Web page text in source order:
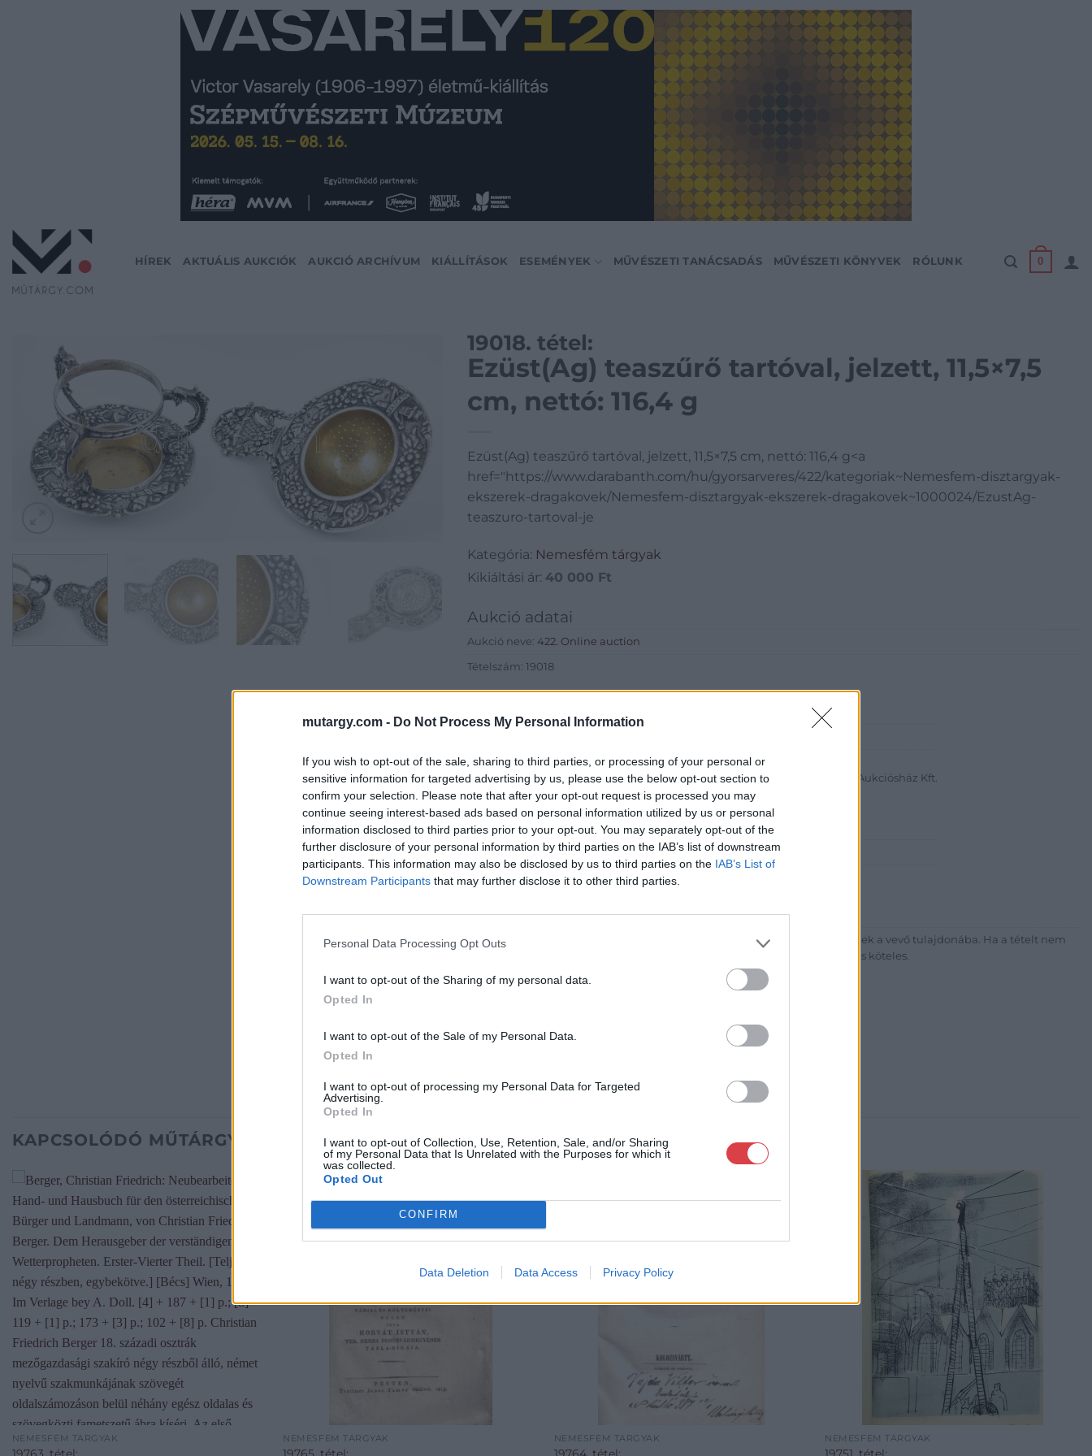
mutargy.com - Do Not Process My Personal Information
If you wish to opt-out of the sale, sharing to third parties, or processing of your personal or
sensitive information for targeted advertising by us, please use the below opt-out section to
confirm your selection. Please note that after your opt-out request is processed you may
continue seeing interest-based ads based on personal information utilized by us or personal
information disclosed to third parties prior to your opt-out. You may separately opt-out of the
further disclosure of your personal information by third parties on the IAB’s list of downstream
participants. This information may also be disclosed by us to third parties on the IAB’s List of
Downstream Participants that may further disclose it to other third parties.
Personal Data Processing Opt Outs
I want to opt-out of the Sharing of my personal data.
Opted In
I want to opt-out of the Sale of my Personal Data.
Opted In
I want to opt-out of processing my Personal Data for Targeted
Advertising.
Opted In
I want to opt-out of Collection, Use, Retention, Sale, and/or Sharing
of my Personal Data that Is Unrelated with the Purposes for which it
was collected.
Opted Out
CONFIRM
Data Deletion Data Access Privacy Policy
HÍREK AKTUÁLIS AUKCIÓK AUKCIÓ ARCHÍVUM KIÁLLÍTÁSOK ESEMÉNYEK MŰVÉSZETI TANÁCSADÁS MŰVÉSZETI KÖNYVEK RÓLUNK 0
19018. tétel:
Ezüst(Ag) teaszűrő tartóval, jelzett, 11,5×7,5
cm, nettó: 116,4 g
Ezüst(Ag) teaszűrő tartóval, jelzett, 11,5×7,5 cm, nettó: 116,4 g<a
href="https://www.darabanth.com/hu/gyorsarveres/422/kategoriak~Nemesfem-disztargyak-
ekszerek-dragakovek/Nemesfem-disztargyak-ekszerek-dragakovek~1000024/EzustAg-
teaszuro-tartoval-je
Kategória: Nemesfém tárgyak
Kikiáltási ár: 40 000 Ft
Aukció adatai
Aukció neve: 422. Online auction
Tételszám: 19018
Cím: Csonka Krisztián
Darabanth Bélyegkereskedelmi és Aukciósház Kft.
Budapest
Andrássy út 16.
1061
Telefon: 317-4757, 266-4154, 318-4035
Weboldal:
Bemutatkozás: A tételek a leütési ár + 25% jutalék megfizetése után kerülnek a vevő tulajdonába. Ha a tételt nem
személyesen veszik át, a vevő a postaköltség, biztosítási díj megfizetésére is köteles.
KAPCSOLÓDÓ MŰTÁRGYAK
NEMESFÉM TÁRGYAK NEMESFÉM TÁRGYAK NEMESFÉM TÁRGYAK NEMESFÉM TÁRGYAK